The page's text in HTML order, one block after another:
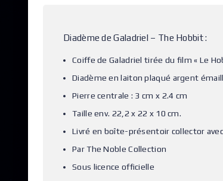
Diadème de Galadriel – The Hobbit :
Coiffe de Galadriel tirée du film « Le
Diadème en laiton plaqué argent
Pierre centrale : 3 cm x 2.4 cm
Taille env. 22,2 x 22 x 10 cm.
Livré en boîte-présentoir collector
Par The Noble Collection
Sous licence officielle